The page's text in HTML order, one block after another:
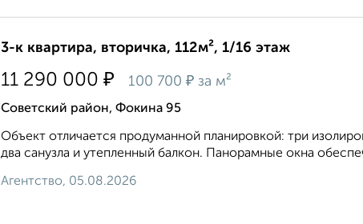
3-к квартира, вторичка, 112м², 1/16 этаж
11 290 000 ₽ 100 700 ₽ за м²
Советский район, Фокина 95
Объект отличается продуманной планировкой: три
два санузла и утепленный балкон. Панорамные окна
Агентство, 05.08.2026